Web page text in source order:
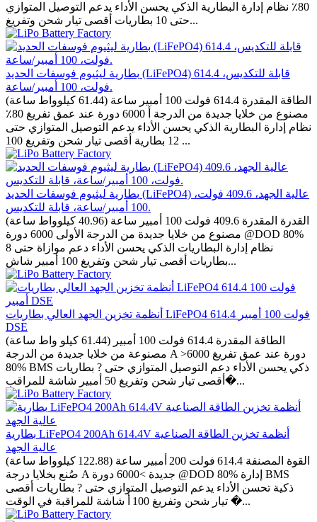
80٪ نظام إدارة البطارية الذكي يحسن الأداء يدعم التوصيل المتوازي
حتى 10 بطاريات أقصى تيار شحن وتفريغ...
بطارية ليثيوم فوسفات الحديد (LiFePO4) قابلة للتكديس، 614.4
فولت، 100 أمبير/ساعة.
الطاقة المقدرة 614.4 فولت 100 أمبير ساعة (61.44 كيلوواط ساعة)
مصنوع من خلايا جديدة من الدرجة أ 6000 دورة عند عمق تفريغ 80٪
نظام إدارة البطارية الذكي يحسن الأداء يدعم التوصيل المتوازي حتى
12 بطارية أقصى تيار شحن وتفريغ 100 ...
بطارية ليثيوم فوسفات الحديد (LiFePO4) عالية الجهد، 409.6 فولت،
100 أمبير/ساعة، قابلة للتكديس.
القدرة المقدرة 409.6 فولت 100 أمبير ساعة (40.96 كيلوواط ساعة)
مصنوع من خلايا جديدة من الدرجة الأولى 6000 دورة @DOD 80%
نظام إدارة البطاريات الذكي يحسن الأداء دعم موازاة حتى 8
بطاريات أقصى تيار شحن وتفريغ 100 أمبير شاش...
أنظمة تخزين الجهد العالي بطاريات LiFePO4 614.4 فولت 100 أمبير
DSE
الطاقة المقدرة 614.4 فولت 100 أمبير (61.44 كيلو واط ساعة)
مصنوعة من خلايا جديدة من الدرجة A >6000 دورة عند عمق تفريغ
80% BMS ذكي يحسن الأداء دعم التوصيل المتوازي حتى ? بطاريات
أقصى تيار شحن وتفريغ 50 أمبير شاشة للمراقب�...
بطارية LiFePO4 200Ah 614.4V أنظمة تخزين الطاقة الصناعية
عالية الجهد
القوة المصنفة 614.4 فولت 200 أمبير ساعة (122.88 كيلوواط ساعة)
صُنع بخلايا درجة A جديدة >6000 دورة @DOD 80% إدارة BMS
ذكية تحسن الأداء يدعم التوصيل المتوازي حتى ? بطاريات أقصى
تيار شحن وتفريغ 100 أ شاشة للمراقبة في الوقت �...